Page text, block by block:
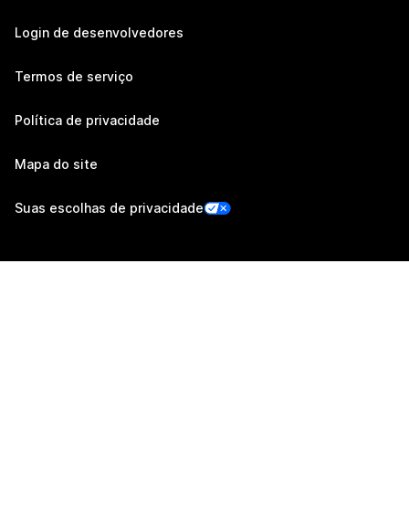
Login de desenvolvedores
Termos de serviço
Política de privacidade
Mapa do site
Suas escolhas de privacidade